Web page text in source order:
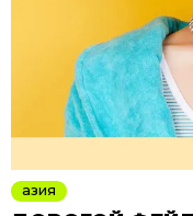
азия